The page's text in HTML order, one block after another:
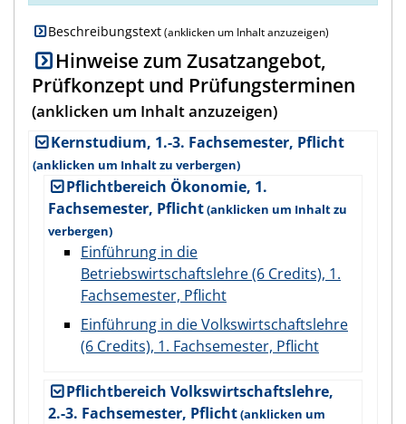
Beschreibungstext
Hinweise zum Zusatzangebot,
Prüfkonzept und Prüfungsterminen
Kernstudium, 1.-3. Fachsemester, Pflicht
Pflichtbereich Ökonomie, 1.
Fachsemester, Pflicht
Einführung in die
Betriebswirtschaftslehre (6 Credits), 1.
Fachsemester, Pflicht
Einführung in die Volkswirtschaftslehre
(6 Credits), 1. Fachsemester, Pflicht
Pflichtbereich Volkswirtschaftslehre,
2.-3. Fachsemester, Pflicht